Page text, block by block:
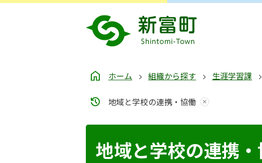
ホーム 組織から探す 生涯学習課
地域と学校の連携・協働
地域と学校の連携